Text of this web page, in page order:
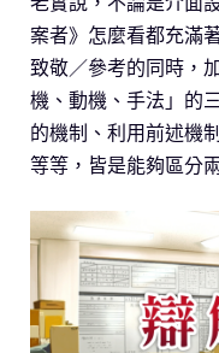
案者》怎麼看都充滿
致敬／參考的同時，
機、動機、手法」的
的機制、利用前述機
等等，皆是能夠區分